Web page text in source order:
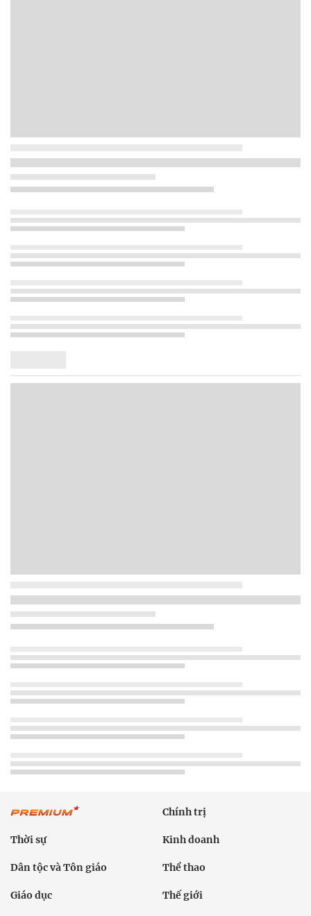
Chính trị
Thời sự Kinh doanh
Dân tộc và Tôn giáo Thể thao
Giáo dục Thế giới